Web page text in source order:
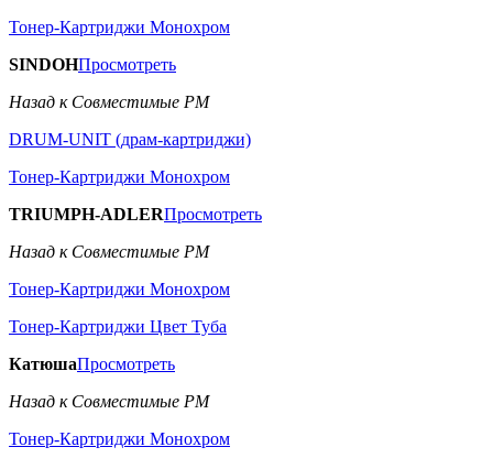
Тонер-Картриджи Монохром
SINDOHПросмотреть
Назад к Совместимые РМ
DRUM-UNIT (драм-картриджи)
Тонер-Картриджи Монохром
TRIUMPH-ADLERПросмотреть
Назад к Совместимые РМ
Тонер-Картриджи Монохром
Тонер-Картриджи Цвет Туба
КатюшаПросмотреть
Назад к Совместимые РМ
Тонер-Картриджи Монохром